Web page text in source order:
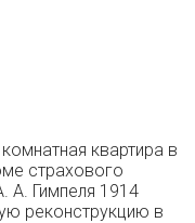
квартира в
страхового
А. Гимпеля 1914
реконструкцию в